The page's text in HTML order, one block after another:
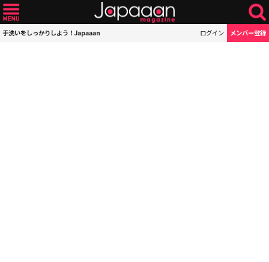
手洗いをしっかりしよう！Japaaan ログイン メンバー登録